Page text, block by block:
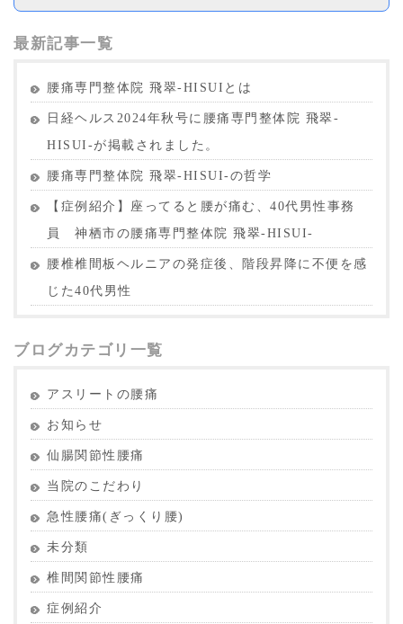
最新記事一覧
腰痛専門整体院 飛翠-HISUIとは
日経ヘルス2024年秋号に腰痛専門整体院 飛翠-
HISUI-が掲載されました。
腰痛専門整体院 飛翠-HISUI-の哲学
【症例紹介】座ってると腰が痛む、40代男性事務
員 神栖市の腰痛専門整体院 飛翠-HISUI-
腰椎椎間板ヘルニアの発症後、階段昇降に不便を感
じた40代男性
ブログカテゴリ一覧
アスリートの腰痛
お知らせ
仙腸関節性腰痛
当院のこだわり
急性腰痛(ぎっくり腰)
未分類
椎間関節性腰痛
症例紹介